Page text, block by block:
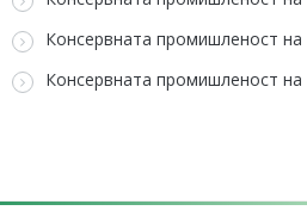
Консервната промишленост
Консервната промишленост